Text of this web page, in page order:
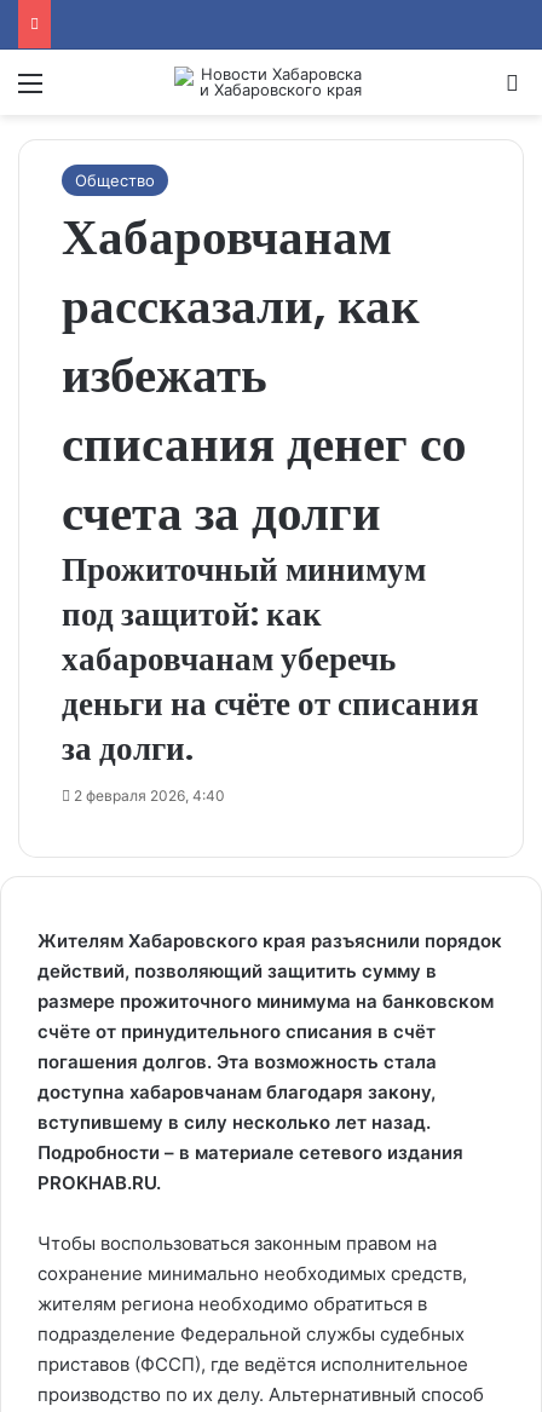
Menu
Общество
Хабаровчанам
рассказали, как
избежать
списания денег со
счета за долги
Прожиточный минимум
под защитой: как
хабаровчанам уберечь
деньги на счёте от списания
за долги.
2 февраля 2026, 4:40
Жителям Хабаровского края разъяснили порядок
действий, позволяющий защитить сумму в
размере прожиточного минимума на банковском
счёте от принудительного списания в счёт
погашения долгов. Эта возможность стала
доступна хабаровчанам благодаря закону,
вступившему в силу несколько лет назад.
Подробности – в материале сетевого издания
PROKHAB.RU.
Чтобы воспользоваться законным правом на
сохранение минимально необходимых средств,
жителям региона необходимо обратиться в
подразделение Федеральной службы судебных
приставов (ФССП), где ведётся исполнительное
производство по их делу. Альтернативный способ